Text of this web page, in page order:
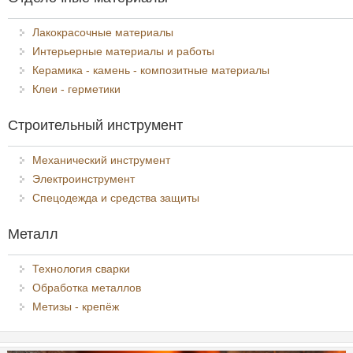
Лакокрасочные материалы
Интерьерные материалы и работы
Керамика - камень - композитные материалы
Клеи - герметики
Строительный инструмент
Механический инструмент
Электроинструмент
Спецодежда и средства защиты
Металл
Технология сварки
Обработка металлов
Метизы - крепёж